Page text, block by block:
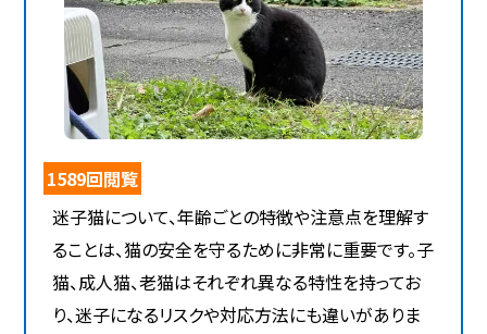
1589回閲覧
迷子猫について、年齢ごとの特徴や注意点を理解す
ることは、猫の安全を守るために非常に重要です。子
猫、成人猫、老猫はそれぞれ異なる特性を持ってお
り、迷子になるリスクや対応方法にも違いがありま